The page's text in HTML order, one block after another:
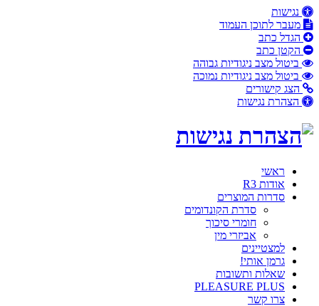
נגישות
מעבר לתוכן העמוד
הגדל כתב
הקטן כתב
ביטול מצב ניגודיות גבוהה
ביטול מצב ניגודיות נמוכה
הצג קישורים
הצהרת נגישות
פתח
תפריט
ראשי
אודות R3
סדרות המוצרים
סדרת הקונדומים
חומרי סיכוך
אביזרי מין
למצטיינים
גרמן אותי!
שאלות ותשובות
PLEASURE PLUS
צרו קשר